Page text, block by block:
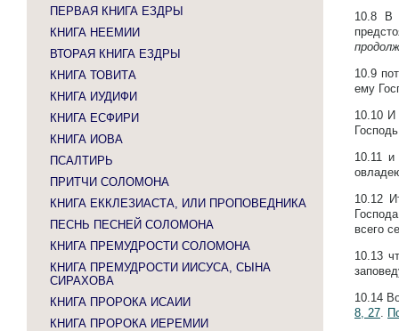
ПЕРВАЯ КНИГА ЕЗДРЫ
КНИГА НЕЕМИИ
ВТОРАЯ КНИГА ЕЗДРЫ
КНИГА ТОВИТА
КНИГА ИУДИФИ
КНИГА ЕСФИРИ
КНИГА ИОВА
ПСАЛТИРЬ
ПРИТЧИ СОЛОМОНА
КНИГА ЕККЛЕЗИАСТА, ИЛИ ПРОПОВЕДНИКА
ПЕСНЬ ПЕСНЕЙ СОЛОМОНА
КНИГА ПРЕМУДРОСТИ СОЛОМОНА
КНИГА ПРЕМУДРОСТИ ИИСУСА, СЫНА
СИРАХОВА
КНИГА ПРОРОКА ИСАИИ
КНИГА ПРОРОКА ИЕРЕМИИ
10.8
В
10.9
ему
10.10 И
10.11 и
10.12
всего
10.13
10.14
8, 27.